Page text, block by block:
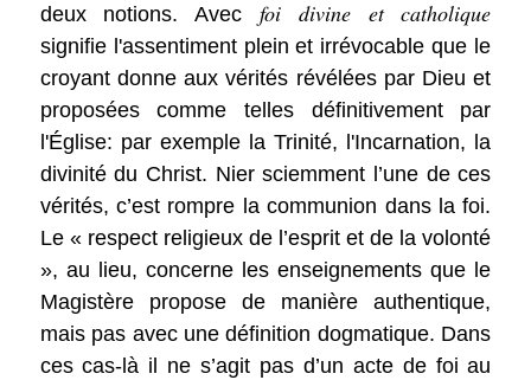
deux notions. Avec foi divine et catholique
signifie l'assentiment plein et irrévocable que le
croyant donne aux vérités révélées par Dieu et
proposées comme telles définitivement par
l'Église: par exemple la Trinité, l'Incarnation, la
divinité du Christ. Nier sciemment l’une de ces
vérités, c’est rompre la communion dans la foi.
Le « respect religieux de l’esprit et de la volonté
», au lieu, concerne les enseignements que le
Magistère propose de manière authentique,
mais pas avec une définition dogmatique. Dans
ces cas-là il ne s’agit pas d’un acte de foi au